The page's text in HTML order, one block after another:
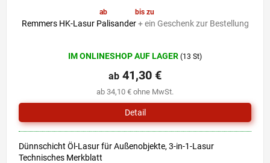
ab bis zu
Remmers HK-Lasur Palisander+ ein Geschenk zur Bestellung
durchschnittliche
Produktbewertung
ist
5,0
von
5
Sternen.
IM ONLINESHOP AUF LAGER (13 St)
ab 34,10 € ohne MwSt.
ab 41,30 €
Detail
Dünnschicht Öl-Lasur für Außenobjekte, 3-in-1-Lasur
Technisches Merkblatt